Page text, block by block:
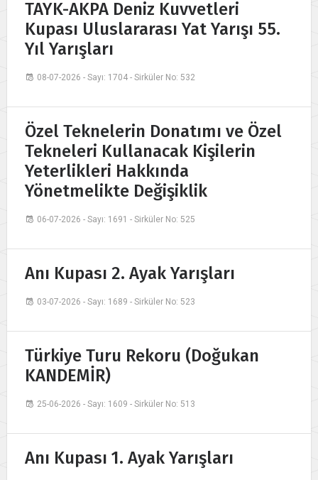
TAYK-AKPA Deniz Kuvvetleri
Kupası Uluslararası Yat Yarışı 55.
Yıl Yarışları
08-07-2026 - Sayı: 1704 - Sirküler No: 532
Özel Teknelerin Donatımı ve Özel
Tekneleri Kullanacak Kişilerin
Yeterlikleri Hakkında
Yönetmelikte Değişiklik
06-07-2026 - Sayı: 1691 - Sirküler No: 525
Anı Kupası 2. Ayak Yarışları
03-07-2026 - Sayı: 1689 - Sirküler No: 523
Türkiye Turu Rekoru (Doğukan
KANDEMİR)
25-06-2026 - Sayı: 1609 - Sirküler No: 513
Anı Kupası 1. Ayak Yarışları